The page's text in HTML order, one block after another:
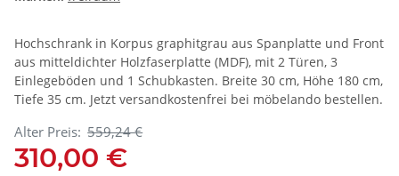
Hochschrank in Korpus graphitgrau aus Spanplatte und Front
aus mitteldichter Holzfaserplatte (MDF), mit 2 Türen, 3
Einlegeböden und 1 Schubkasten. Breite 30 cm, Höhe 180 cm,
Tiefe 35 cm. Jetzt versandkostenfrei bei möbelando bestellen.
Alter Preis: 559,24 €
310,00 €